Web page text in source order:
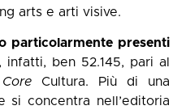
arts e arti visive.
particolarmente presenti
infatti, ben 52.145, pari al
CoreCultura. Più di una
si concentra nell’editoria